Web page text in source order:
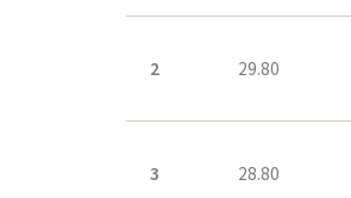
2 29.80
3 28.80